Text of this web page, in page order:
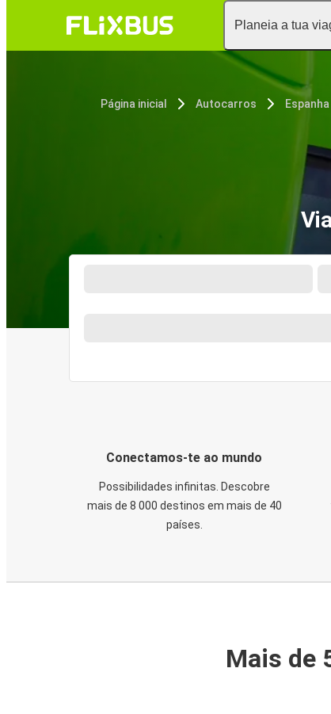
Planeia a tua
Página inicial Autocarros Espanha
Conectamos-te ao mundo
Possibilidades infinitas. Descobre
mais de 8 000 destinos em mais de 40
países.
Mais de